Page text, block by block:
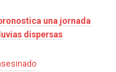
una jornada
dispersas